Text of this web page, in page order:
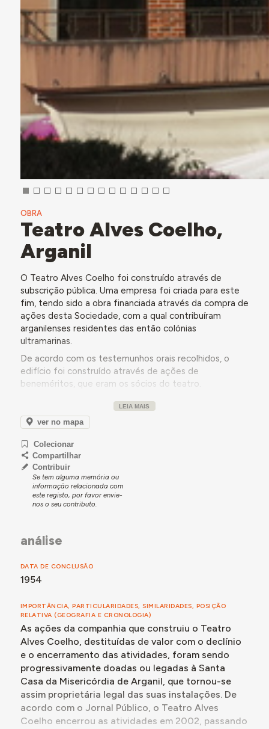
OBRA
Teatro Alves Coelho,
Arganil
O Teatro Alves Coelho foi construído através de
subscrição pública. Uma empresa foi criada para este
fim, tendo sido a obra financiada através da compra de
ações desta Sociedade, com a qual contribuíram
arganilenses residentes das então colónias
ultramarinas.
De acordo com os testemunhos orais recolhidos, o
edifício foi construído através de ações de
beneméritos, que eram os sócios do teatro.
possuíam ações eram consideradas sócias do Teatro
Alves Coelho.
De acordo com o poeta Miguel Torga, que foi médico
em Arganil o Teatro Aves Coelho foi “erguido por
teimosos e cabeçudos Beirões, da mesma maneira que
antigamente se construíam as Catedrais, trazendo
cada um a sua pedra”.
O projeto ficou a cargo do arquiteto, urbanista, pintor
Alves Coelho (1882-1931), reconhecido compositor do
em 1954.05.09.
habitantes de Arganil, de acordo com o relato de
vários deles que estiveram presentes no evento
Memórias Fotográficas de Arganil (outubro 2023) e de
acordo com as conversas mantidas nos meses que
antecederam o evento. Além disso, era um ponto de
encontro social, onde as pessoas de diferentes
estratos sociais interagiam e compartilhavam
momentos de diversão e entretenimento.
O escultor Aureliano Lima realizou as figuras em baixo-
LEIA MAIS
ver no mapa
Colecionar
Compartilhar
Contribuir
Se tem alguma memória ou
informação relacionada com
este registo, por favor envie-
nos o seu contributo.
análise
DATA DE CONCLUSÃO
1954
IMPORTÂNCIA, PARTICULARIDADES, SIMILARIDADES, POSIÇÃO
RELATIVA (GEOGRAFIA E CRONOLOGIA)
As ações da companhia que construiu o Teatro
Alves Coelho, destituídas de valor com o declínio
e o encerramento das atividades, foram sendo
progressivamente doadas ou legadas à Santa
Casa da Misericórdia de Arganil, que tornou-se
assim proprietária legal das suas instalações. De
acordo com o Jornal Público, o Teatro Alves
Coelho encerrou as atividades em 2002, passando